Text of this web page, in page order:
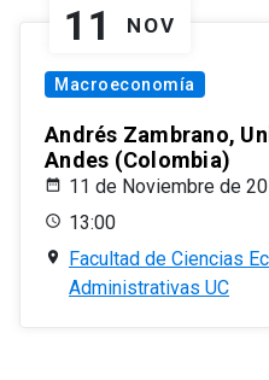
11 NOV
Macroeconomía
Andrés Zambrano,
Andes (Colombia)
11 de Noviembre de
13:00
Facultad de Ciencias
Administrativas UC